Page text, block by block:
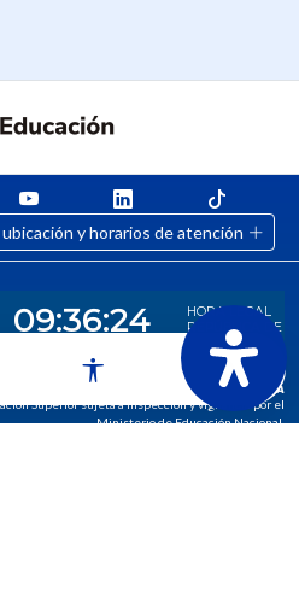
y horarios de atención
UNIVERSITARIA COMFACAUCA - UNICOMFACAUCA
Superior sujeta a inspección y vigilancia por el
Ministerio de Educación Nacional.